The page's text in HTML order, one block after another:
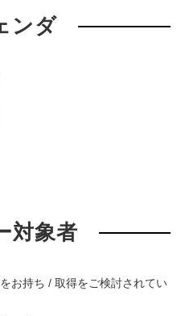
ンダ
対象者
お持ち / 取得をご検討されてい